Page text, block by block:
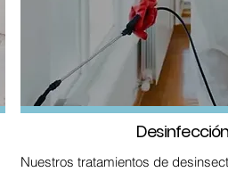
Desinfección
Nuestros tratamientos de